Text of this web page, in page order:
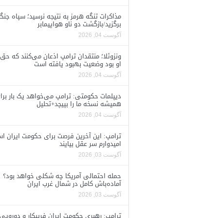
مذاکرات تنگه هرمز به نتیجه نرسید؛ سپاه
برگزید/بازگشت دو ناو هواپیمابر
آگوست 04, 2026
ونزوئلا؛ منتقدان ترامپ اذعان می‌کنند که حق
او بود وضعیت بهبود یافته است
آگوست 04, 2026
دیپلمات حکومتی: ترامپ می‌خواهد یک بار
همیشه نسخه ما را بپیچد+تحلیل
آگوست 04, 2026
ترامپ: این آخرین فرصت برای حکومت ایران
امیدوارم سر عقل بیایند
آگوست 03, 2026
حمله احتمالی آمریکا چه شکلی خواهد بود؟
آماده‌باش کامل در شمال غرب ایران
آگوست 03, 2026